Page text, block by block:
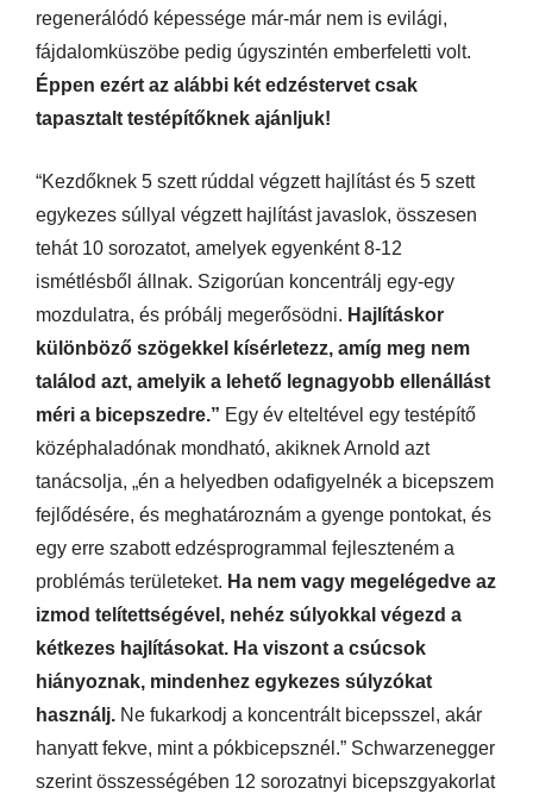
regenerálódó képessége már-már nem is evilági,
fájdalomküszöbe pedig úgyszintén emberfeletti volt.
Éppen ezért az alábbi két edzéstervet csak
tapasztalt testépítőknek ajánljuk!
“Kezdőknek 5 szett rúddal végzett hajlítást és 5 szett
egykezes súllyal végzett hajlítást javaslok, összesen
tehát 10 sorozatot, amelyek egyenként 8-12
ismétlésből állnak. Szigorúan koncentrálj egy-egy
mozdulatra, és próbálj megerősödni. Hajlításkor
különböző szögekkel kísérletezz, amíg meg nem
találod azt, amelyik a lehető legnagyobb ellenállást
méri a bicepszedre.” Egy év elteltével egy testépítő
középhaladónak mondható, akiknek Arnold azt
tanácsolja, „én a helyedben odafigyelnék a bicepszem
fejlődésére, és meghatároznám a gyenge pontokat, és
egy erre szabott edzésprogrammal fejleszteném a
problémás területeket. Ha nem vagy megelégedve az
izmod telítettségével, nehéz súlyokkal végezd a
kétkezes hajlításokat. Ha viszont a csúcsok
hiányoznak, mindenhez egykezes súlyzókat
használj. Ne fukarkodj a koncentrált bicepsszel, akár
hanyatt fekve, mint a pókbicepsznél.” Schwarzenegger
szerint összességében 12 sorozatnyi bicepszgyakorlat